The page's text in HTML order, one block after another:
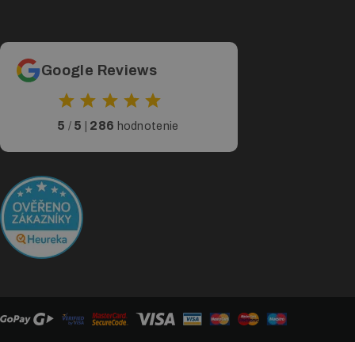
Google Reviews
5 / 5 286 hodnotenie